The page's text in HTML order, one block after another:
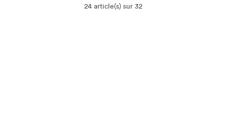
24 article(s) sur 32